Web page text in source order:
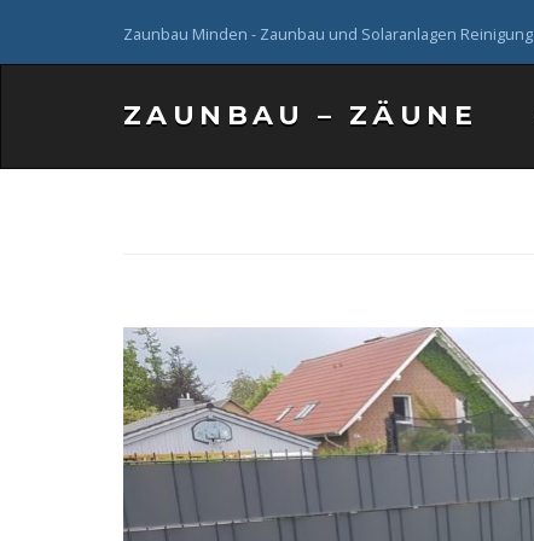
Zaunbau Minden - Zaunbau und Solaranlagen Reinigung
ZAUNBAU – ZÄUNE